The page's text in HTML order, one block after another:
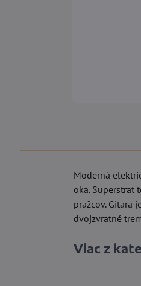
Moderná
oka. Superstrat
pražcov. Gitara
dvojzvratné
Viac z